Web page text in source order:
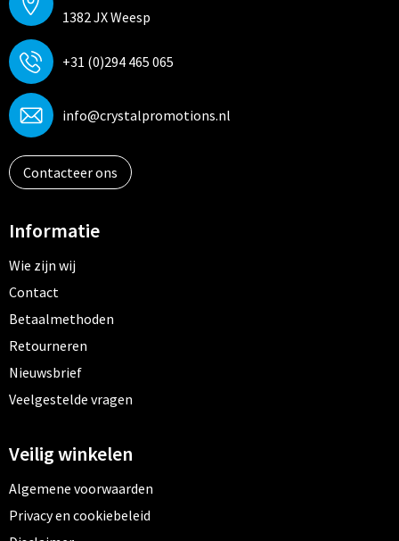
1382 JX Weesp
+31 (0)294 465 065
info@crystalpromotions.nl
Contacteer ons
Informatie
Wie zijn wij
Contact
Betaalmethoden
Retourneren
Nieuwsbrief
Veelgestelde vragen
Veilig winkelen
Algemene voorwaarden
Privacy en cookiebeleid